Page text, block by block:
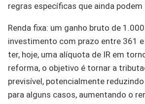
regras específicas que ainda podem
Renda fixa: um ganho bruto de
investimento com prazo entre 361
ter, hoje, uma alíquota de IR em
reforma, o objetivo é tornar a
previsível, potencialmente
para alguns casos, aumentando o